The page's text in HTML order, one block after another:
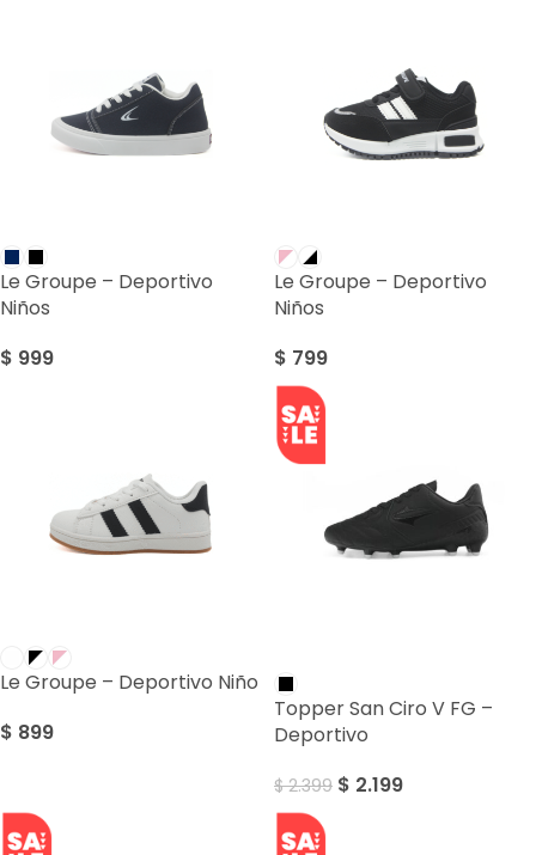
Le Groupe – Deportivo
Niños
$ 999
Le Groupe – Deportivo
Niños
$ 799
Le Groupe – Deportivo Niño
$ 899
Topper San Ciro V FG –
Deportivo
$2.399 $ 2.199